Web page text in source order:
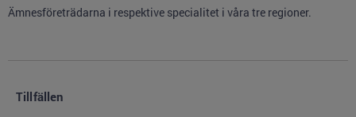
Ämnesföreträdarna i respektive specialitet i våra tre regioner.
Tillfällen